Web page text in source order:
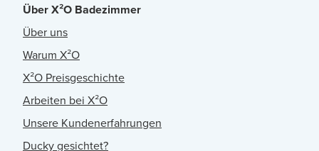
Über X²O Badezimmer
Über uns
Warum X²O
X²O Preisgeschichte
Arbeiten bei X²O
Unsere Kundenerfahrungen
Ducky gesichtet?